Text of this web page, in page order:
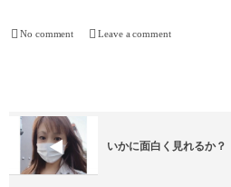
No comment Leave a comment
いかに面白く見れるか？